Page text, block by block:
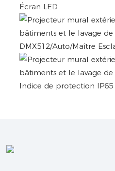
Écran LED
DMX512/Auto/Maître
Indice de protection